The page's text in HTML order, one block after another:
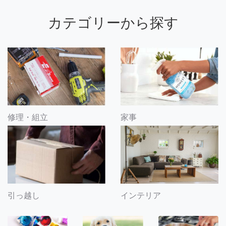
カテゴリーから探す
修理・組立 家事
引っ越し インテリア